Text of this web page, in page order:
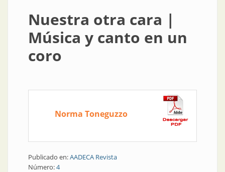
Nuestra otra cara |
Música y canto en un
coro
Norma Toneguzzo
Publicado en:AADECA Revista
Número:4